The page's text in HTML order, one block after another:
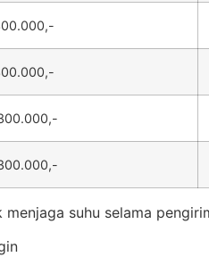
suhu selama